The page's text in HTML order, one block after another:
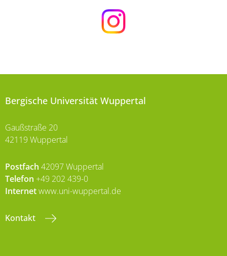
Bergische Universität Wuppertal
Gaußstraße 20
42119 Wuppertal
Postfach 42097 Wuppertal
Telefon +49 202 439-0
Internetwww.uni-wuppertal.de
Kontakt